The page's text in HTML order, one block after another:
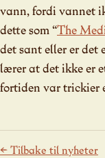
vann, fordi vannet
dette som “The
det sant eller er det
lærer at det ikke er
fortiden var trickier
← Tilbake til nyheter